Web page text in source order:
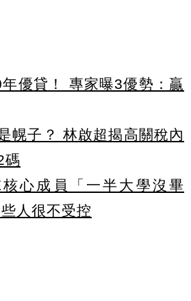
優貸！ 專家曝3優勢：贏
幌子？ 林啟超揭高關稅內
碼
心成員「一半大學沒畢
人很不受控